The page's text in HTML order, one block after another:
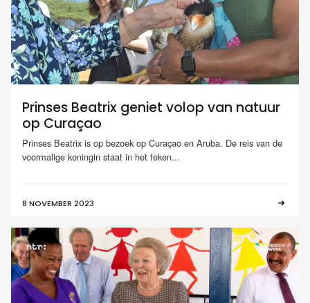
Prinses Beatrix geniet volop van natuur
op Curaçao
Prinses Beatrix is op bezoek op Curaçao en Aruba. De reis van de
voormalige koningin staat in het teken...
8 NOVEMBER 2023